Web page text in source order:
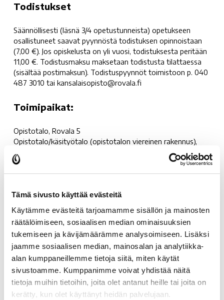
Tämä sivusto käyttää evästeitä
Käytämme evästeitä tarjoamamme sisällön ja mainosten
räätälöimiseen, sosiaalisen median ominaisuuksien
tukemiseen ja kävijämäärämme analysoimiseen. Lisäksi
jaamme sosiaalisen median, mainosalan ja analytiikka-
alan kumppaneillemme tietoja siitä, miten käytät
sivustoamme. Kumppanimme voivat yhdistää näitä
tietoja muihin tietoihin, joita olet antanut heille tai joita on
kerätty, kun olet käyttänyt heidän palvelujaan.
Todistukset
Säännöllisesti (läsnä 3/4 opetustunneista) opetukseen
osallistuneet saavat pyynnöstä todistuksen opinnoistaan
(7,00 €). Jos opiskelusta on yli vuosi, todistuksesta peritään
11,00 €. Todistusmaksu maksetaan todistusta tilattaessa
(sisältää postimaksun). Todistuspyynnöt toimistoon p. 040
487 3010 tai kansalaisopisto@rovala.fi
Toimipaikat:
Opistotalo, Rovala 5
Opistotalo/käsityötalo (opistotalon viereinen rakennus),
Rovala 5
Jokkakulma, opistotaloa vastapäätä, Rovala 5
Alakorkalon koulu, Niskanperänkuja 18
Auttin kylätalo, Koulunmutka 20
Hirvaan koulu, Kemintie 1504
Kaukon koulu, Paavalniementie 17
Koskenkylän koulu, Gunillantie 1
Lehtojärvi, Lehtopirtti, Lehtojärventie 99
Lohinivan kylätalo, Mettisvaarantie 7 b 3
Lyseonpuiston lukio, Ruokasenkatu 18
Meltauksen koulu, Opinpolku 12
Misi, Misintie 823